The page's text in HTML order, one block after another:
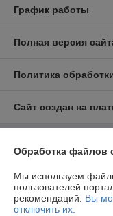
График работы
Полная версия
Политика
Сайт создан на
Информация для
Юридическое лицо: ООО
220036, г. Минск, ул.
Регистрационный
Обработка файлов
Мы используем
пользователей
рекомендаций. Вы
отключить их.